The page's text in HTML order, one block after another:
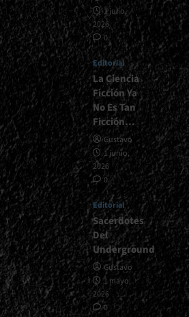
1 julio,
2026
0
Editorial
La Ciencia
Ficción Ya
No Es Tan
Ficción…
Gustavo
1 junio,
2026
0
Editorial
Sacerdotes
Del
Underground
Gustavo
1 mayo,
2026
0